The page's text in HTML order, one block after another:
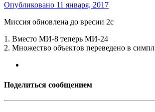
Опубликовано 11 января, 2017
Миссия обновлена до вресии 2c
1. Вместо МИ-8 теперь МИ-24
2. Множество объектов переведено в симпл
Поделиться сообщением